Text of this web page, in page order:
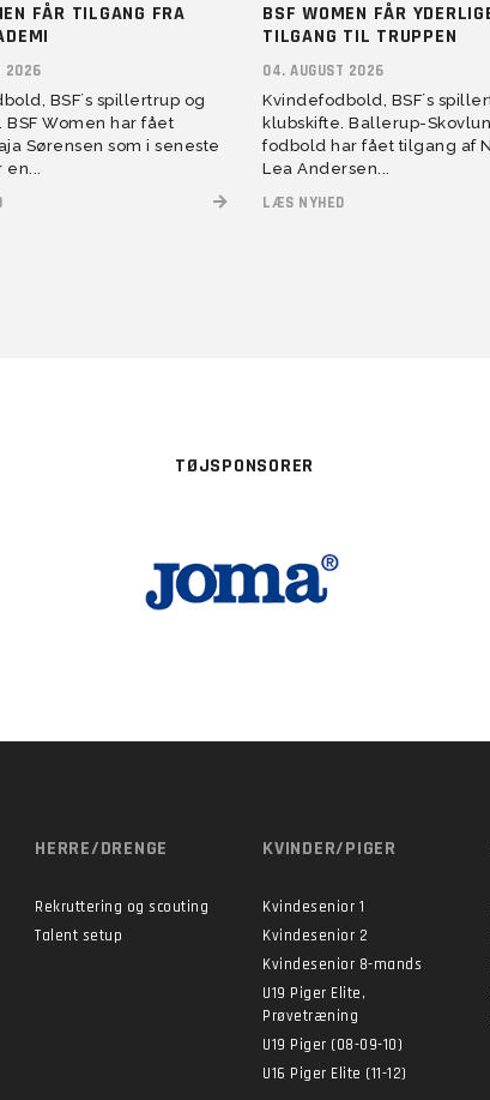
FÅR TILGANG FRA
2026
BSF´s spillertrup og
BSF Women har fået
Sørensen som i seneste
en...
BSF WOMEN FÅR
TILGANG TIL TRUPPEN
04. AUGUST 2026
Kvindefodbold, BSF´s
klubskifte. Ballerup-
fodbold har fået tilgang af
Lea Andersen...
LÆS NYHED
TØJSPONSORER
HERRE/DRENGE
Rekruttering og scouting
Talent setup
KVINDER/PIGER
Kvindesenior 1
Kvindesenior 2
Kvindesenior 8-mands
U19 Piger Elite,
Prøvetræning
U19 Piger (08-09-10)
U16 Piger Elite (11-12)